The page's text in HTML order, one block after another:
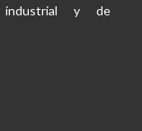
industrial y de